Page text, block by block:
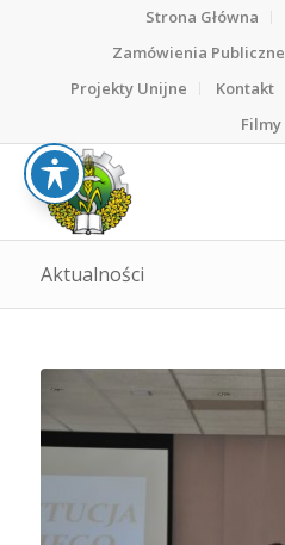
Strona Główna
Zamówienia Publiczne
Projekty Unijne
Kontakt
Filmy
Aktualności